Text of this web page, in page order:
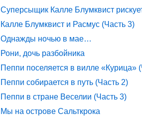
Суперсыщик Калле Блумквист
Калле Блумквист и Расмус (Часть 3)
Однажды ночью в мае…
Рони, дочь разбойника
Пеппи поселяется в вилле «Курица»
Пеппи собирается в путь (Часть 2)
Пеппи в стране Веселии (Часть 3)
Мы на острове Сальткрока